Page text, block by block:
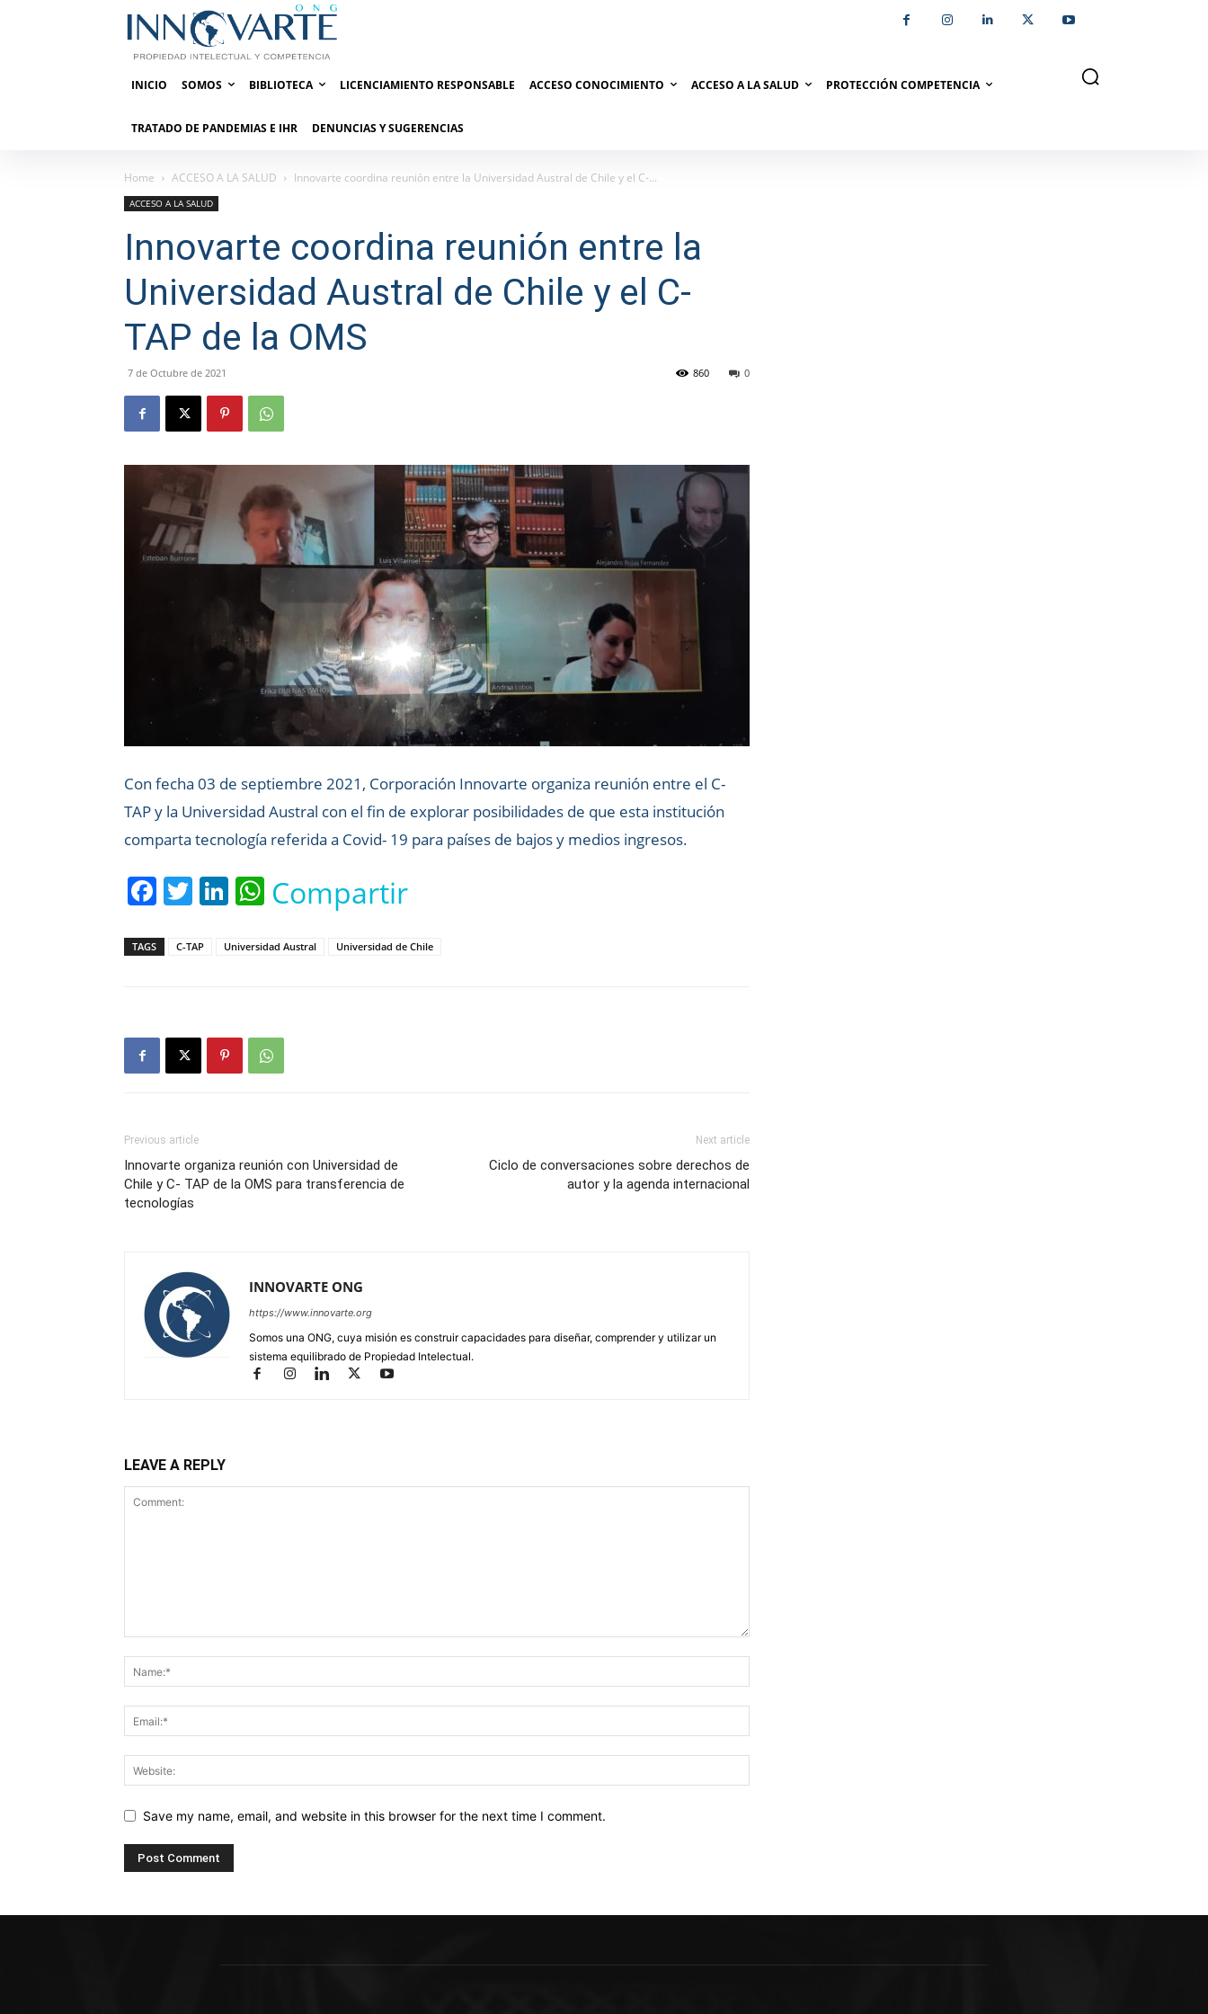
INICIO SOMOS BIBLIOTECA LICENCIAMIENTO RESPONSABLE ACCESO CONOCIMIENTO ACCESO A LA SALUD PROTECCIÓN COMPETENCIA
TRATADO DE PANDEMIAS E IHR DENUNCIAS Y SUGERENCIAS
Home ACCESO A LA SALUD Innovarte coordina reunión entre la Universidad Austral de Chile y el C-...
ACCESO A LA SALUD
Innovarte coordina reunión entre la
Universidad Austral de Chile y el C-
TAP de la OMS
7 de Octubre de 2021 0
860
Con fecha 03 de septiembre 2021, Corporación Innovarte organiza reunión entre el C-
TAP y la Universidad Austral con el fin de explorar posibilidades de que esta institución
comparta tecnología referida a Covid- 19 para países de bajos y medios ingresos.
Facebook
Twitter
LinkedIn
WhatsApp
Compartir
TAGS C-TAP Universidad Austral Universidad de Chile
Previous article
Innovarte organiza reunión con Universidad de
Chile y C- TAP de la OMS para transferencia de
tecnologías
Next article
Ciclo de conversaciones sobre derechos de
autor y la agenda internacional
INNOVARTE ONG
https://www.innovarte.org
Somos una ONG, cuya misión es construir capacidades para diseñar, comprender y utilizar un
sistema equilibrado de Propiedad Intelectual.
LEAVE A REPLY
Save my name, email, and website in this browser for the next time I comment.